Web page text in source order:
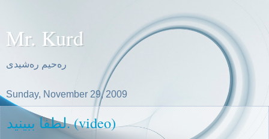
Mr. Kurd
ره‌حیم ره‌شیدی
Sunday, November 29, 2009
لطفا ببینید. (video)